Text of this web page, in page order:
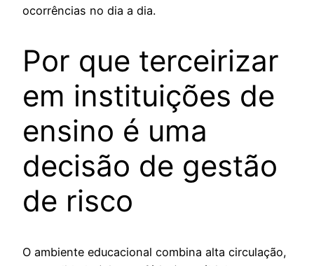
ocorrências no dia a dia.
Por que terceirizar
em instituições de
ensino é uma
decisão de gestão
de risco
O ambiente educacional combina alta circulação,